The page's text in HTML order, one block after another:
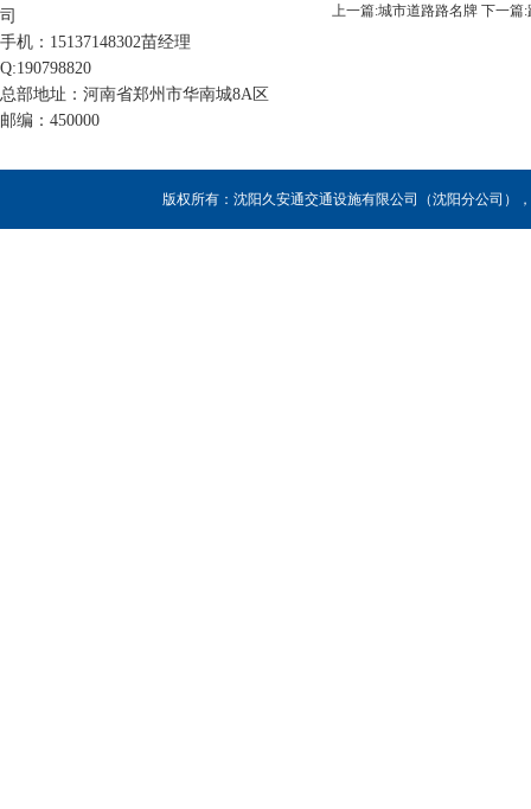
司
手机：15137148302苗经理
Q:190798820
总部地址：河南省郑州市华南城8A区
邮编：450000
上一篇:城市道路路名牌 下一篇
版权所有：沈阳久安通交通设施有限公司（沈阳分公司）